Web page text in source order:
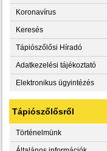
Koronavírus
Keresés
Tápiószőlősi Híradó
Adatkezelési tájékoztató
Elektronikus ügyintézés
Tápiószőlősről
Történelmünk